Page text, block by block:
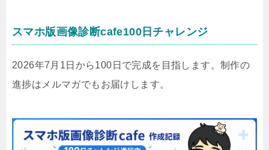
スマホ版画像診断cafe100日チャレンジ
2026年7月1日から100日で完成を目指します。制作の
進捗はメルマガでもお届けします。